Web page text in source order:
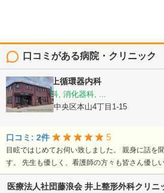
口コミがある病院・クリニック
医療法人村上循環器内科
内科, 呼吸器科, 消化器科, ...
熊本県熊本市中央区本山4丁目1-15
口コミ: 2件 5
目眩ではじめてお伺い致しました。 親身に話を
す。 先生も優しく、看護師の方々も皆さん優し
医療法人社団藤浪会 井上整形外科クリニ